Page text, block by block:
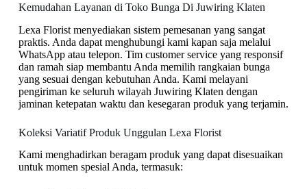
Kemudahan Layanan di Toko Bunga Di Juwiring Klaten
Lexa Florist menyediakan sistem pemesanan yang sangat
praktis. Anda dapat menghubungi kami kapan saja melalui
WhatsApp atau telepon. Tim customer service yang responsif
dan ramah siap membantu Anda memilih rangkaian bunga
yang sesuai dengan kebutuhan Anda. Kami melayani
pengiriman ke seluruh wilayah Juwiring Klaten dengan
jaminan ketepatan waktu dan kesegaran produk yang terjamin.
Koleksi Variatif Produk Unggulan Lexa Florist
Kami menghadirkan beragam produk yang dapat disesuaikan
untuk momen spesial Anda, termasuk: